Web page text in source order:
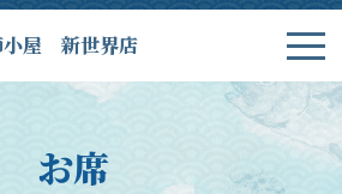
小屋 新世界店
お席